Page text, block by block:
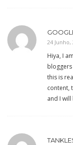
24 Junho,
Hiya, I
this is
content,
and I